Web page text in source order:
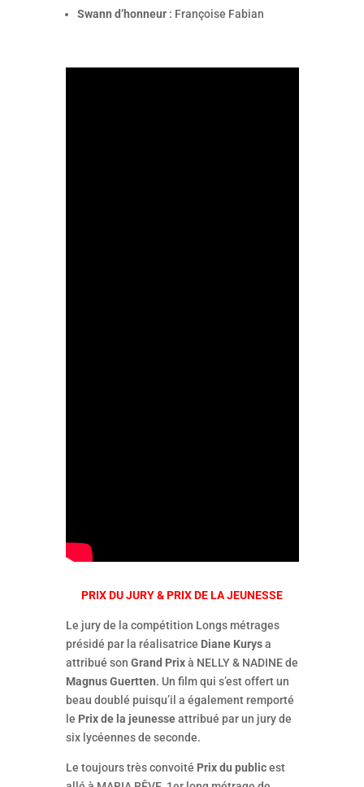
Swann d’honneur: Françoise Fabian
PRIX DU JURY & PRIX DE LA JEUNESSE
Le jury de la compétition Longs métrages
présidé par la réalisatrice Diane Kurysa
attribué son Grand Prixà NELLY & NADINE de
Magnus Guertten. Un film qui s’est offert un
beau doublé puisqu’il a également remporté
le Prix de la jeunesseattribué par un jury de
six lycéennes de seconde.
Le toujours très convoité Prix du publicest